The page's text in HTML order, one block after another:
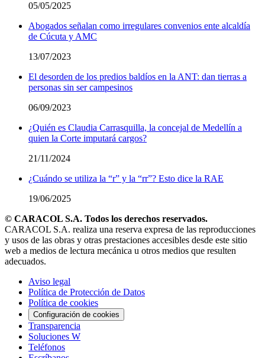
05/05/2025
Abogados señalan como irregulares convenios ente alcaldía
de Cúcuta y AMC
13/07/2023
El desorden de los predios baldíos en la ANT: dan tierras a
personas sin ser campesinos
06/09/2023
¿Quién es Claudia Carrasquilla, la concejal de Medellín a
quien la Corte imputará cargos?
21/11/2024
¿Cuándo se utiliza la “r” y la “rr”? Esto dice la RAE
19/06/2025
© CARACOL S.A. Todos los derechos reservados.
CARACOL S.A. realiza una reserva expresa de las reproducciones
y usos de las obras y otras prestaciones accesibles desde este sitio
web a medios de lectura mecánica u otros medios que resulten
adecuados.
Aviso legal
Política de Protección de Datos
Política de cookies
Configuración de cookies
Transparencia
Soluciones W
Teléfonos